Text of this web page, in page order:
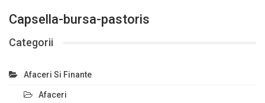
Capsella-bursa-pastoris
Categorii
Afaceri Si Finante
Afaceri